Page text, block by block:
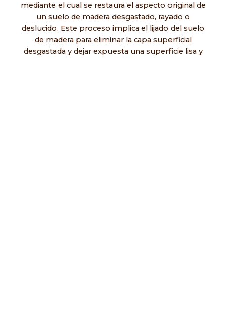
mediante el cual se restaura el aspecto original de
un suelo de madera desgastado, rayado o
deslucido. Este proceso implica el lijado del suelo
de madera para eliminar la capa superficial
desgastada y dejar expuesta una superficie lisa y